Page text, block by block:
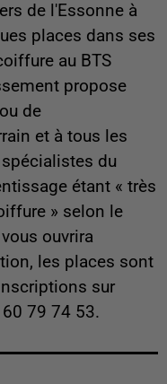
de l'Essonne à
places dans ses
au BTS
propose
de
et à tous les
du
étant « très
» selon le
ouvrira
les places sont
sur
79 74 53.